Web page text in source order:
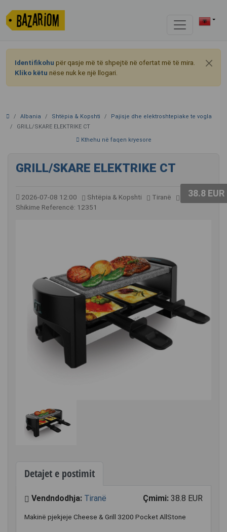
Identifikohu për qasje më të shpejtë në ofertat më të mira.
Kliko këtu nëse nuk ke një llogari.
Albania Shtëpia & Kopshti
Pajisje dhe elektroshtepiake te vogla
GRILL/SKARE ELEKTRIKE CT
Kthehu në faqen kryesore
GRILL/SKARE ELEKTRIKE CT
2026-07-08 12:00 Shtëpia & Kopshti Tiranë
86
Shikime Referencë: 12351
38.8 EUR
Detajet e postimit
Vendndodhja: Tiranë Çmimi: 38.8 EUR
Makinë pjekjeje Cheese & Grill 3200 Pocket AllStone